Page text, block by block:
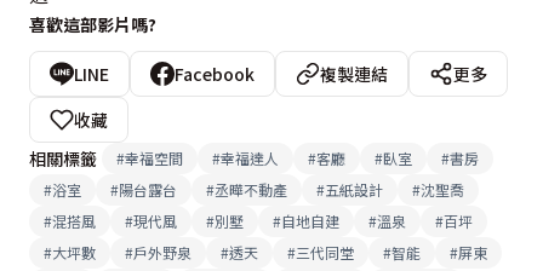
喜歡這部影片嗎?
LINE Facebook 複製連結
更多
收藏
相關標籤
#幸福空間 #幸福達人 #客廳 #臥室 #書房
#浴室 #陽台露台 #丞曄不動產 #五紙設計 #沈聖喬
#混搭風 #現代風 #別墅 #自地自建 #溫泉 #百坪
#大坪數 #戶外野泉 #透天 #三代同堂 #智能 #屏東